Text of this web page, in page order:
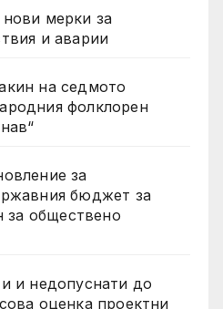
мерки за
и аварии
на седмото
фолклорен
за
бюджет за
за обществено
и недопуснати до
оценка проектни